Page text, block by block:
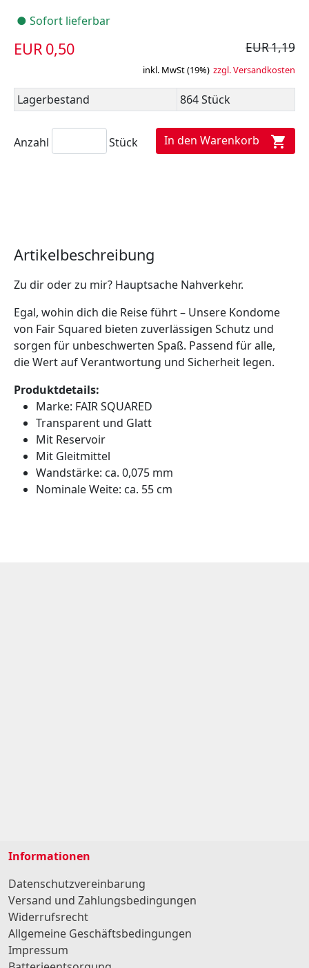
● Sofort lieferbar
EUR 0,50 EUR 1,19
inkl. MwSt (19%) zzgl. Versandkosten
Lagerbestand 864 Stück
Anzahl Stück In den Warenkorb shopping_cart
Artikelbeschreibung
Zu dir oder zu mir? Hauptsache Nahverkehr.
Egal, wohin dich die Reise führt – Unsere Kondome
von Fair Squared bieten zuverlässigen Schutz und
sorgen für unbeschwerten Spaß. Passend für alle,
die Wert auf Verantwortung und Sicherheit legen.
Produktdetails:
Marke: FAIR SQUARED
Transparent und Glatt
Mit Reservoir
Mit Gleitmittel
Wandstärke: ca. 0,075 mm
Nominale Weite: ca. 55 cm
Informationen
Datenschutzvereinbarung
Versand und Zahlungsbedingungen
Widerrufsrecht
Allgemeine Geschäftsbedingungen
Impressum